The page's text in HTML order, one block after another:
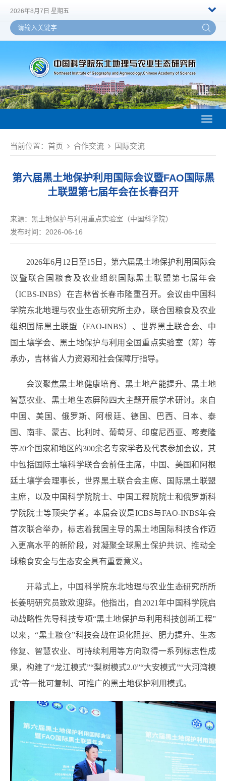
2026年8月7日 星期五
当前位置： 首页 合作交流 国际交流
第六届黑土地保护利用国际会议暨FAO国际黑
土联盟第七届年会在长春召开
来源： 黑土地保护与利用重点实验室（中国科学院）
发布时间：2026-06-16
2026年6月12日至15日，第六届黑土地保护利用国际会
议暨联合国粮食及农业组织国际黑土联盟第七届年会
（ICBS-INBS）在吉林省长春市隆重召开。会议由中国科
学院东北地理与农业生态研究所主办，联合国粮食及农业
组织国际黑土联盟（FAO-INBS）、世界黑土联合会、中
国土壤学会、黑土地保护与利用全国重点实验室（筹）等
承办，吉林省人力资源和社会保障厅指导。
会议聚焦黑土地健康培育、黑土地产能提升、黑土地
智慧农业、黑土地生态屏障四大主题开展学术研讨。来自
中国、美国、俄罗斯、阿根廷、德国、巴西、日本、泰
国、南非、蒙古、比利时、葡萄牙、印度尼西亚、喀麦隆
等20个国家和地区的300余名专家学者及代表参加会议，其
中包括国际土壤科学联合会前任主席，中国、美国和阿根
廷土壤学会理事长，世界黑土联合会主席、国际黑土联盟
主席，以及中国科学院院士、中国工程院院士和俄罗斯科
学院院士等顶尖学者。本届会议是ICBS与FAO-INBS年会
首次联合举办，标志着我国主导的黑土地国际科技合作迈
入更高水平的新阶段，对凝聚全球黑土保护共识、推动全
球粮食安全与生态安全具有重要意义。
开幕式上，中国科学院东北地理与农业生态研究所所
长姜明研究员致欢迎辞。他指出，自2021年中国科学院启
动战略性先导科技专项“黑土地保护与利用科技创新工程”
以来，“黑土粮仓”科技会战在退化阻控、肥力提升、生态
修复、智慧农业、可持续利用等方向取得一系列标志性成
果，构建了“龙江模式”“梨树模式2.0”“大安模式”“大河湾模
式”等一批可复制、可推广的黑土地保护利用模式。